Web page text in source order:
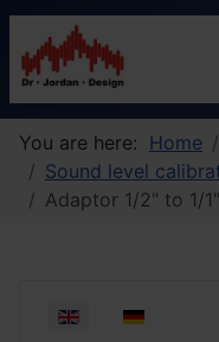
You are here: Home
Sound level
Adaptor 1/2" to 1/1"
Select your language